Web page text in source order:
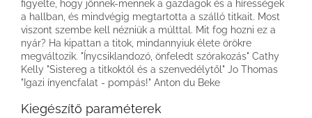
figyelte, hogy jönnek-mennek a gazdagok és a hírességek
a hallban, és mindvégig megtartotta a szálló titkait. Most
viszont szembe kell nézniük a múlttal. Mit fog hozni ez a
nyár? Ha kipattan a titok, mindannyiuk élete örökre
megváltozik. "Ínycsiklandozó, önfeledt szórakozás" Cathy
Kelly "Sistereg a titkoktól és a szenvedélytől" Jo Thomas
"Igazi ínyencfalat - pompás!" Anton du Beke
Kiegészítő paraméterek